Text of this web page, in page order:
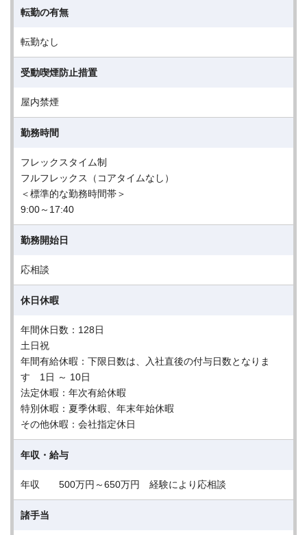
転勤の有無
転勤なし
受動喫煙防止措置
屋内禁煙
勤務時間
フレックスタイム制
フルフレックス（コアタイムなし）
＜標準的な勤務時間帯＞
9:00～17:40
勤務開始日
応相談
休日休暇
年間休日数：128日
土日祝
年間有給休暇：下限日数は、入社直後の付与日数となりま
す 1日 ～ 10日
法定休暇：年次有給休暇
特別休暇：夏季休暇、年末年始休暇
その他休暇：会社指定休日
年収・給与
年収 500万円～650万円 経験により応相談
諸手当